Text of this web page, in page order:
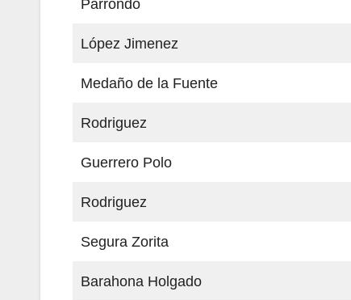
Parrondo
López Jimenez
Medaño de la Fuente
Rodriguez
Guerrero Polo
Rodriguez
Segura Zorita
Barahona Holgado